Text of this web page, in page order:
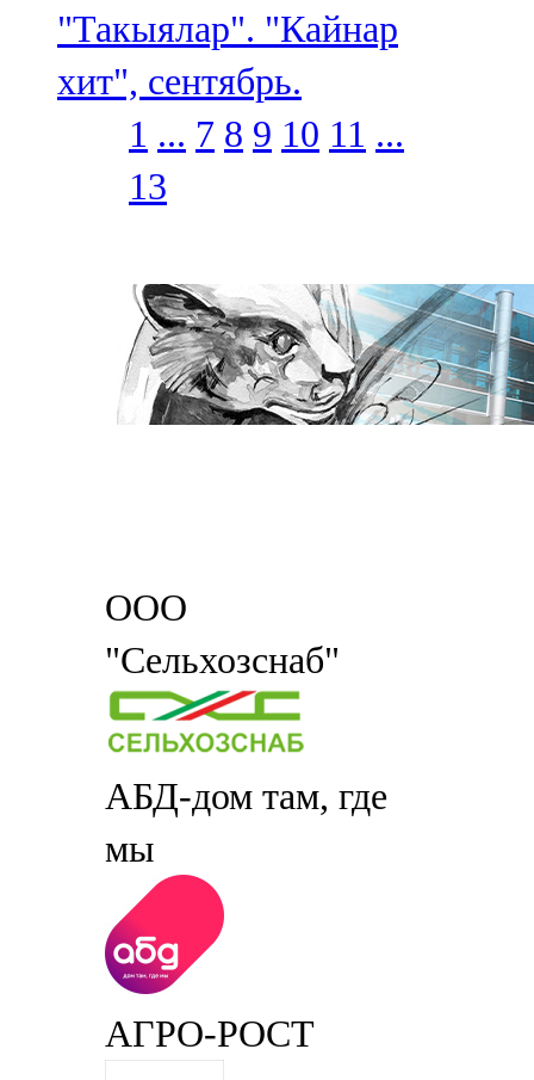
"Такыялар". "Кайнар
хит", сентябрь.
1 ... 7 8 9 10 11 ...
13
ООО
"Сельхозснаб"
АБД-дом там, где
мы
АГРО-РОСТ